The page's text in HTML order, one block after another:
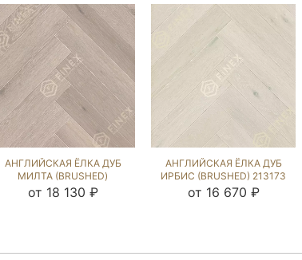
АНГЛИЙСКАЯ ЁЛКА ДУБ
МИЛТА (BRUSHED)
103496
от 18 130 ₽
АНГЛИЙСКАЯ ЁЛКА ДУБ
ИРБИС (BRUSHED) 213173
от 16 670 ₽